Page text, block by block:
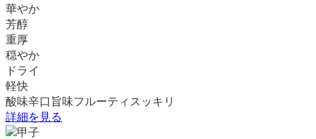
華やか
芳醇
重厚
穏やか
ドライ
軽快
酸味辛口 旨味フルーティ スッキリ
詳細を見る